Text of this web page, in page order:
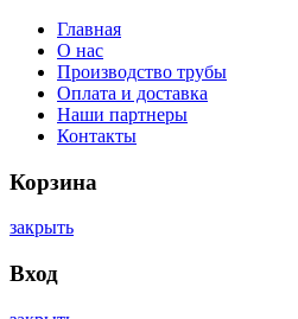
Главная
О нас
Производство трубы
Оплата и доставка
Наши партнеры
Контакты
Корзина
закрыть
Вход